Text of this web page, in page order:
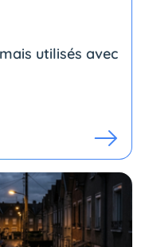
utilisés avec